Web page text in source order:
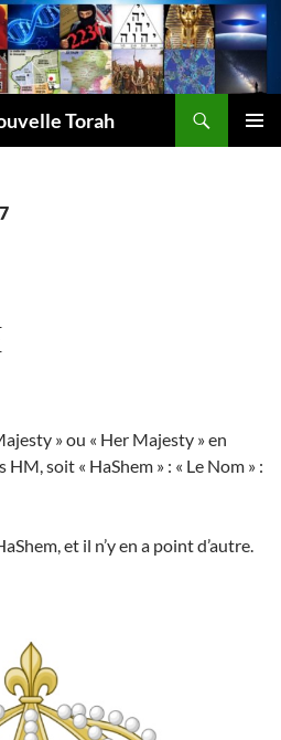
Torah
» ou « Her Majesty » en
soit « HaShem » : « Le Nom » :
et il n’y en a point d’autre.